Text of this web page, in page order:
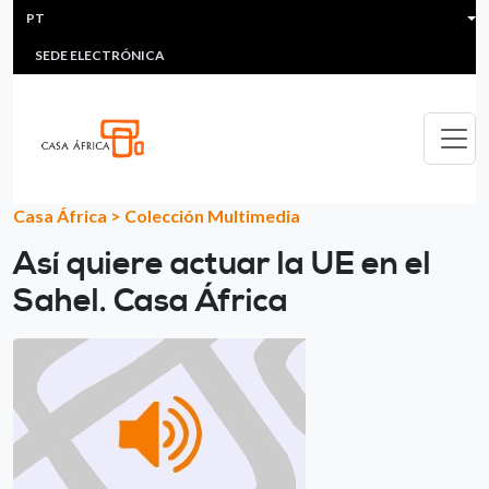
Passar para o conteúdo principal
HEADER MENU
MULTIMEDIA
SEDE ELECTRÓNICA
PT
Casa África > Colección Multimedia
Así quiere actuar la UE en el
Sahel. Casa África